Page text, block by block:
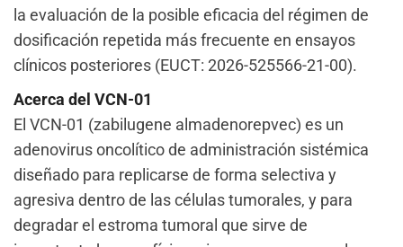
la evaluación de la posible eficacia del régimen de
dosificación repetida más frecuente en ensayos
clínicos posteriores (EUCT: 2026-525566-21-00).
Acerca del VCN-01
El VCN-01 (zabilugene almadenorepvec) es un
adenovirus oncolítico de administración sistémica
diseñado para replicarse de forma selectiva y
agresiva dentro de las células tumorales, y para
degradar el estroma tumoral que sirve de